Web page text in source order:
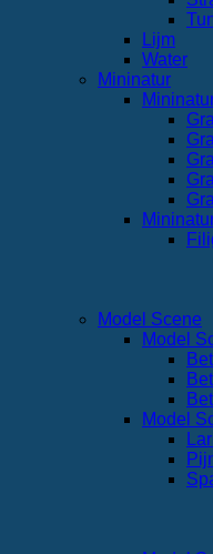
Lijm
Water
Mininatur
Model Scene
Model
Model